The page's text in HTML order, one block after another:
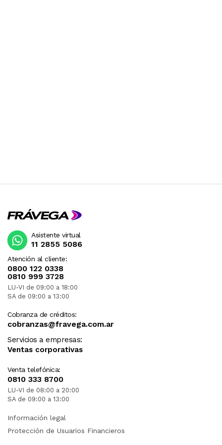
Atención al cliente:
0800 122 0338
0810 999 3728
LU-VI de 09:00 a 18:00
SA de 09:00 a 13:00
Cobranza de créditos:
cobranzas@fravega.com.ar
Servicios a empresas:
Ventas corporativas
Venta telefónica:
0810 333 8700
LU-VI de 08:00 a 20:00
SA de 09:00 a 13:00
Asistente virtual
11 2855 5086
Información legal
Protección de Usuarios Financieros